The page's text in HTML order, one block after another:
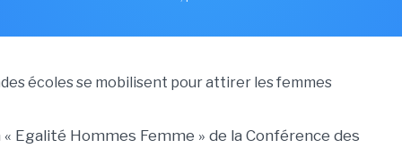
Egalité Hommes Femme » de la Conférence des